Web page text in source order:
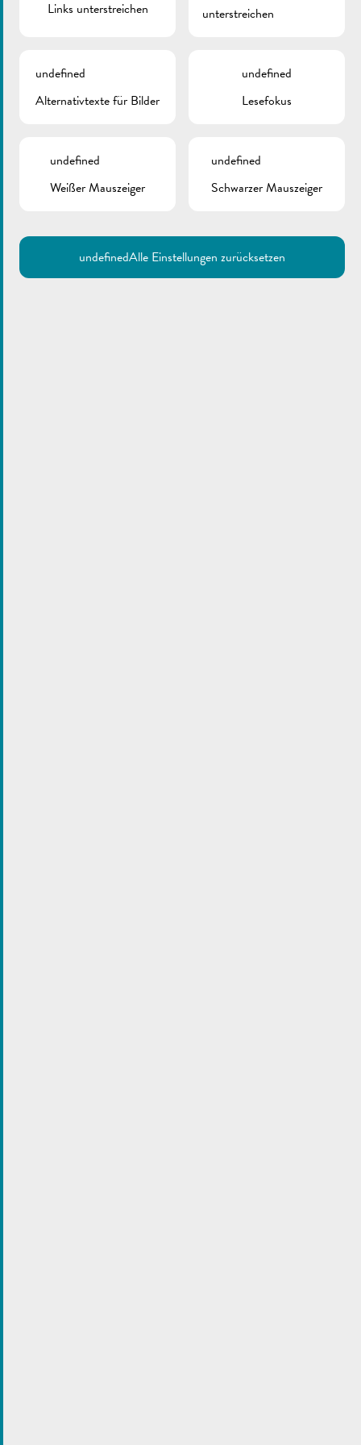
KONTAKTE
Fax: (+352) 23 69 2-227
info@remich.lu
Sekretariat
T.:(+352) 23 69 2 - 1
secretariat@remich.lu
Links unterstreichen
unterstreichen
undefined
Alternativtexte für Bilder
undefined
Lesefokus
undefined
Weißer Mauszeiger
undefined
Schwarzer Mauszeiger
undefinedAlle Einstellungen zurücksetzen